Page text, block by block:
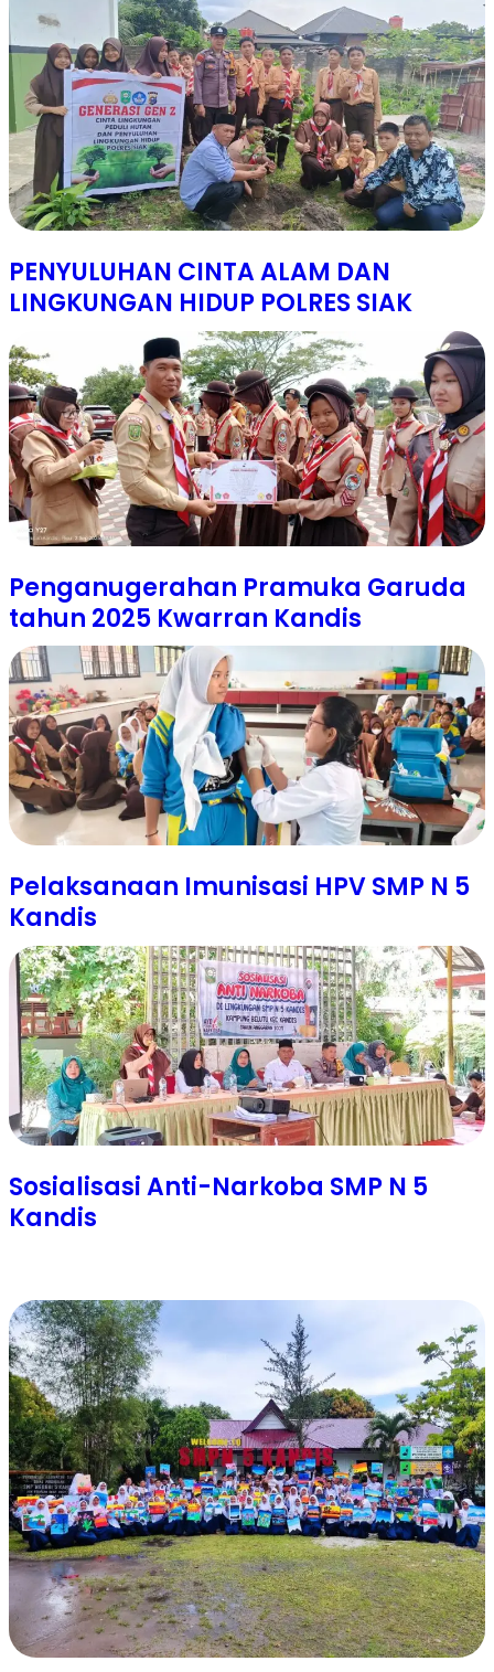
PENYULUHAN CINTA ALAM DAN
LINGKUNGAN HIDUP POLRES SIAK
Penganugerahan Pramuka Garuda
tahun 2025 Kwarran Kandis
Pelaksanaan Imunisasi HPV SMP N 5
Kandis
Sosialisasi Anti-Narkoba SMP N 5
Kandis